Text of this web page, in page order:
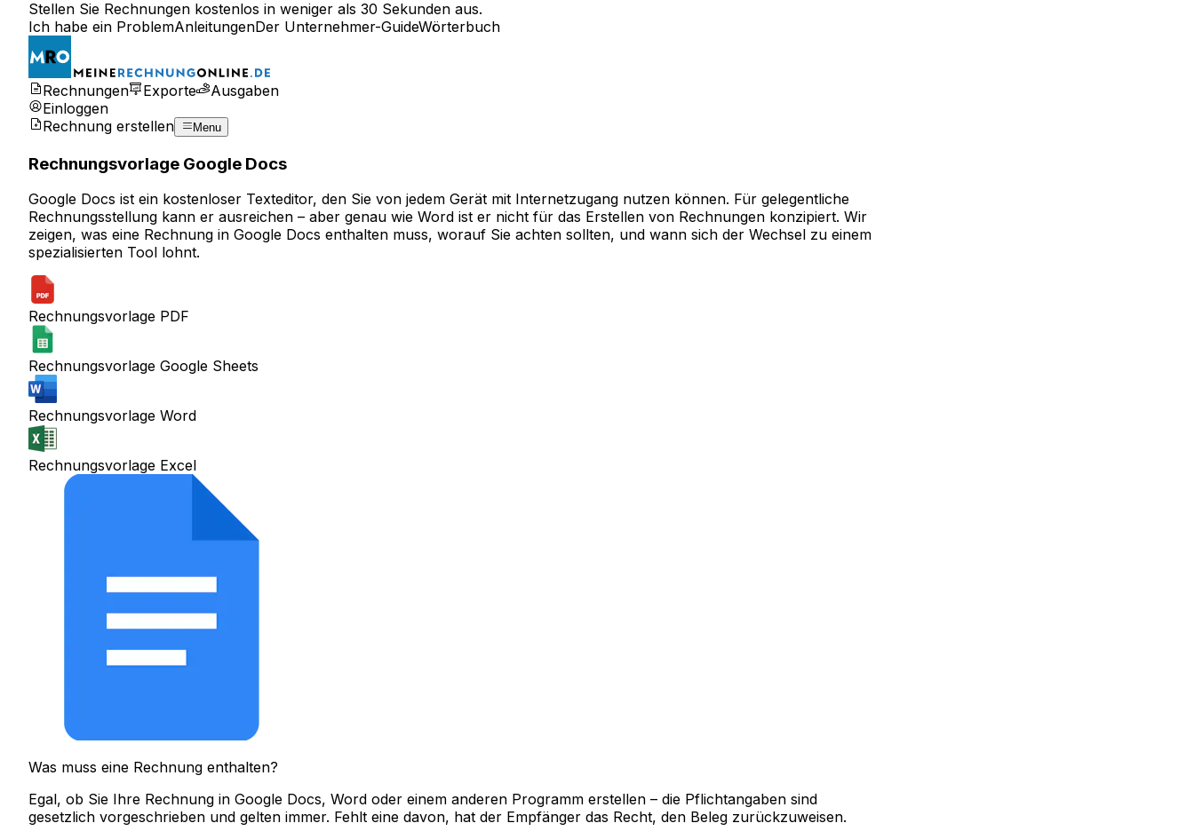
Stellen Sie Rechnungen kostenlos in weniger als 30 Sekunden aus.
Ich habe ein ProblemAnleitungenDer Unternehmer-GuideWörterbuch
Rechnungen Exporte
Ausgaben
Einloggen
Rechnung erstellen
Menu
Rechnungsvorlage Google Docs
Google Docs ist ein kostenloser Texteditor, den Sie von jedem Gerät mit Internetzugang nutzen können. Für gelegentliche
Rechnungsstellung kann er ausreichen – aber genau wie Word ist er nicht für das Erstellen von Rechnungen konzipiert. Wir
zeigen, was eine Rechnung in Google Docs enthalten muss, worauf Sie achten sollten, und wann sich der Wechsel zu einem
spezialisierten Tool lohnt.
Rechnungsvorlage PDF
Rechnungsvorlage Google Sheets
Rechnungsvorlage Word
Rechnungsvorlage Excel
Was muss eine Rechnung enthalten?
Egal, ob Sie Ihre Rechnung in Google Docs, Word oder einem anderen Programm erstellen – die Pflichtangaben sind
gesetzlich vorgeschrieben und gelten immer. Fehlt eine davon, hat der Empfänger das Recht, den Beleg zurückzuweisen.